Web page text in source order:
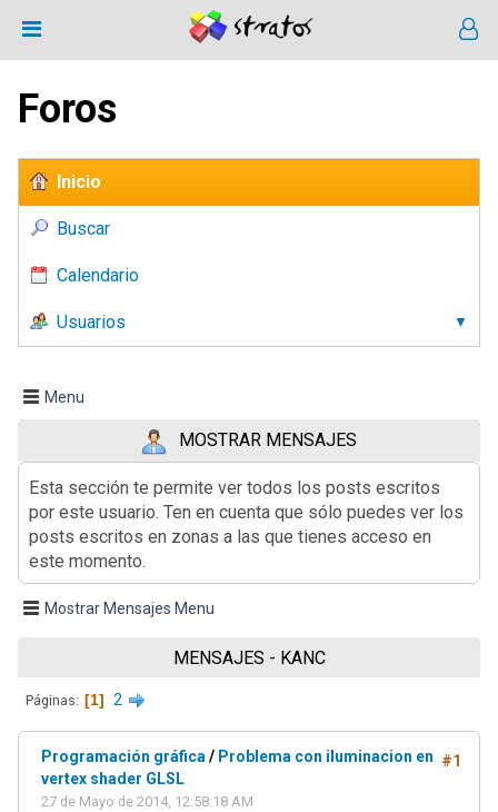
Foros
Inicio
Buscar
Calendario
Usuarios
Menu
MOSTRAR MENSAJES
Esta sección te permite ver todos los posts escritos
por este usuario. Ten en cuenta que sólo puedes ver los
posts escritos en zonas a las que tienes acceso en
este momento.
Mostrar Mensajes Menu
MENSAJES - KANC
Páginas 1 2
#1
Programación gráfica / Problema con iluminacion en
vertex shader GLSL
27 de Mayo de 2014, 12:58:18 AM